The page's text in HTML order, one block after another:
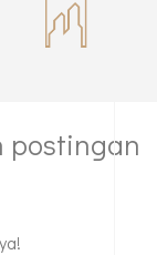
postingan